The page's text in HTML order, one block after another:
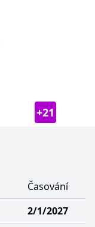
+21
Časování
2/1/2027